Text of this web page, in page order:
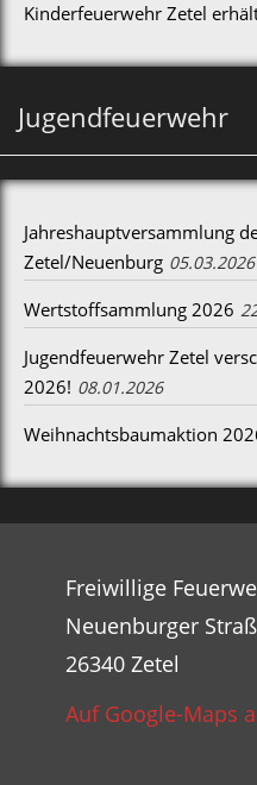
Kinderfeuerwehr Zetel
Jugendfeuerwehr
Jahreshauptversammlung
Zetel/Neuenburg 05.03.2026
Wertstoffsammlung 2026
Jugendfeuerwehr Zetel
2026! 08.01.2026
Weihnachtsbaumaktion
Freiwillige
Neuenburger
26340 Zetel
Auf Google-Maps